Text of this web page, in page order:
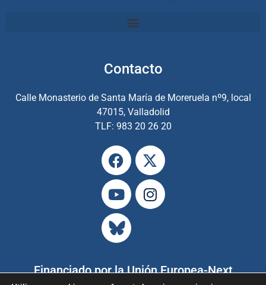
Contacto
Calle Monasterio de Santa María de Moreruela nº9, local
47015, Valladolid
TLF: 983 20 26 20
Financiado por la Unión Europea-Next